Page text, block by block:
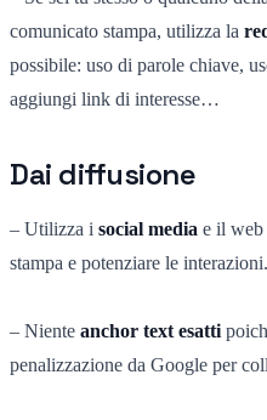
comunicato stampa, utilizza la
possibile: uso di parole chiave,
aggiungi link di interesse…
Dai diffusione
– Utilizza i social media e il web
stampa e potenziare le interazioni.
– Niente anchor text esatti
penalizzazione da Google per